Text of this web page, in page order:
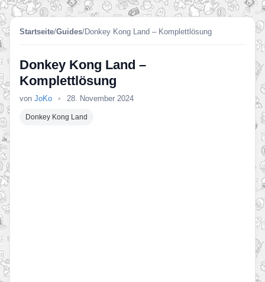
Startseite/Guides/Donkey Kong Land – Komplettlösung
Donkey Kong Land –
Komplettlösung
von JoKo • 28. November 2024
Donkey Kong Land